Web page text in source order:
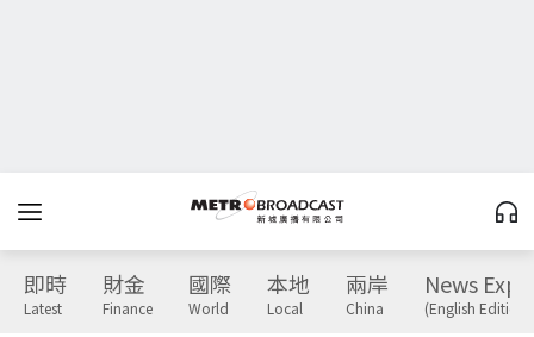
即時
Latest
財金
Finance
國際
World
本地
Local
兩岸
China
News
(English Edition)